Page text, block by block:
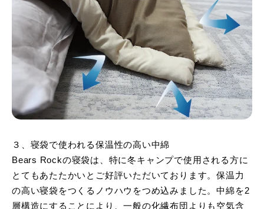
３、寝袋で使われる保温性の高い中綿
Bears Rockの寝袋は、特に冬キャンプで使用される方に
とてもあたたかいとご好評いただいております。保温力
の高い寝袋をつくるノウハウをつめ込みました。中綿を2
層構造にすることにより、一般の化繊布団よりも空気含